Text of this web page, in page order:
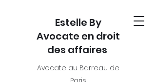
Estelle By
Avocate en droit
des affaires
Avocate au Barreau de